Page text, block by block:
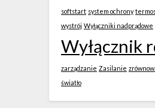
softstart system ochrony
wystrój Wyłączniki nadprądowe
Wyłącznik
zarządzanie Zasilanie
światło